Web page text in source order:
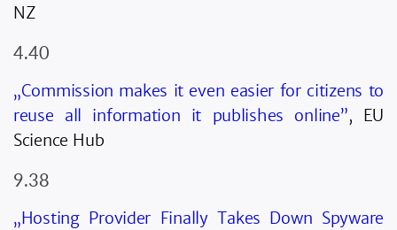
NZ
4.40
„Commission makes it even easier for citizens to
reuse all information it publishes online”, EU
Science Hub
9.38
„Hosting Provider Finally Takes Down Spyware